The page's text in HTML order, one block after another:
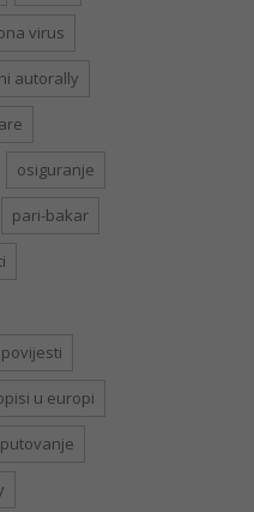
virus
autorally
osiguranje
pari-bakar
u europi
putovanje